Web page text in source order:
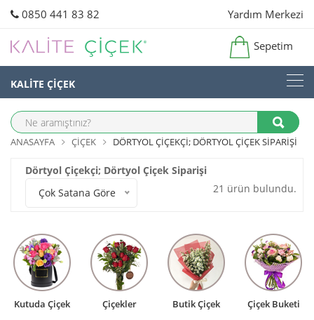
0850 441 83 82 Yardım Merkezi
Sepetim
KALİTE ÇİÇEK
ANASAYFA ÇIÇEK DÖRTYOL ÇIÇEKÇI; DÖRTYOL ÇIÇEK SIPARIŞI
Dörtyol Çiçekçi; Dörtyol Çiçek Siparişi
Çok Satana Göre
21 ürün bulundu.
Kutuda Çiçek Çiçekler Butik Çiçek Çiçek Buketi